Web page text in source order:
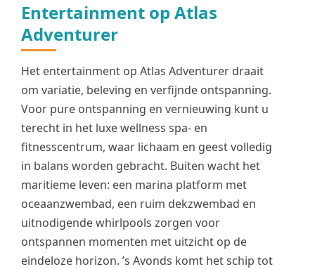
Entertainment op Atlas
Adventurer
Het entertainment op Atlas Adventurer draait
om variatie, beleving en verfijnde ontspanning.
Voor pure ontspanning en vernieuwing kunt u
terecht in het luxe wellness spa- en
fitnesscentrum, waar lichaam en geest volledig
in balans worden gebracht. Buiten wacht het
maritieme leven: een marina platform met
oceaanzwembad, een ruim dekzwembad en
uitnodigende whirlpools zorgen voor
ontspannen momenten met uitzicht op de
eindeloze horizon. ’s Avonds komt het schip tot